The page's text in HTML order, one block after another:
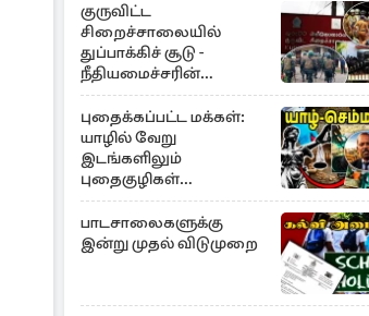
குருவிட்ட
சிறைச்சாலையில்
துப்பாக்கிச் சூடு -
நீதியமைச்சரின்
அறிவிப்பு
புதைக்கப்பட்ட மக்கள்:
யாழில் வேறு
இடங்களிலும்
புதைகுழிகள்
இருக்கலாம்..!
எழுமாற்றாக அகழ்வு
பாடசாலைகளுக்கு
இன்று முதல் விடுமுறை